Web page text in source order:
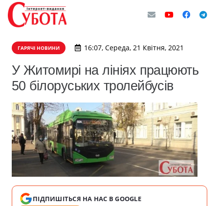
ГАРЯЧІ НОВИНИ 16:07, Середа, 21 Квітня, 2021
У Житомирі на лініях працюють
50 білоруських тролейбусів
ПІДПИШІТЬСЯ НА НАС В GOOGLE